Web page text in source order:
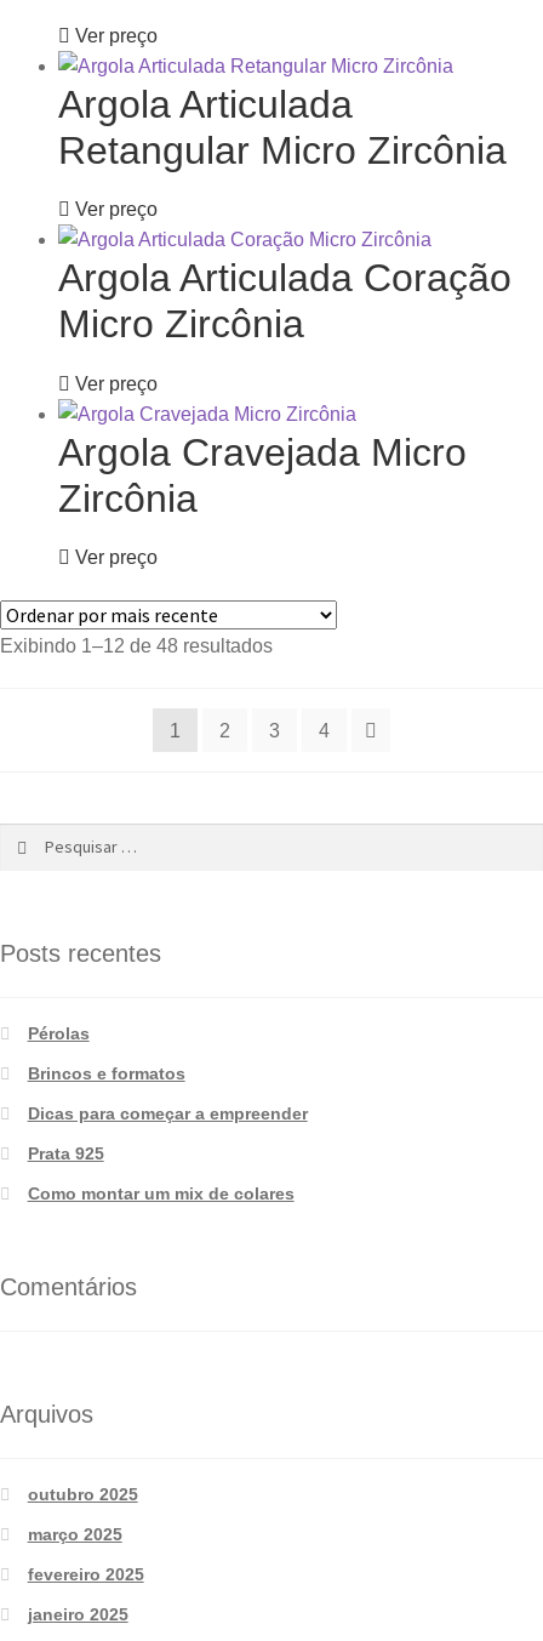
Ver preço
Argola Articulada
Retangular Micro Zircônia
Ver preço
Argola Articulada Coração
Micro Zircônia
Ver preço
Argola Cravejada Micro
Zircônia
Ver preço
Exibindo 1–12 de 48 resultados
1 2 3 4
Posts recentes
Pérolas
Brincos e formatos
Dicas para começar a empreender
Prata 925
Como montar um mix de colares
Comentários
Arquivos
outubro 2025
março 2025
fevereiro 2025
janeiro 2025